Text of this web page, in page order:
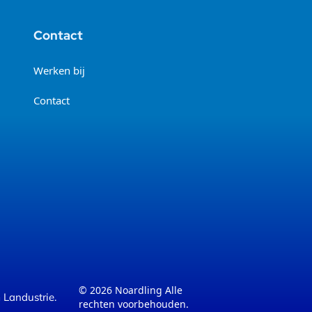
Contact
Werken bij
Contact
© 2026 Noardling Alle
rechten voorbehouden.